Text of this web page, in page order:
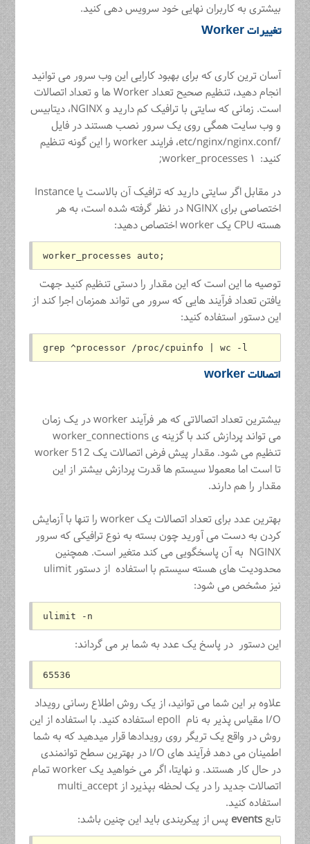
بیشتری به کاربران نهایی خود سرویس دهی کنید.
تغییرات Worker
آسان ترین کاری که برای بهبود کارایی این وب سرور می توانید
انجام دهید، تنظیم صحیح تعداد Worker ها و تعداد اتصالات
است. زمانی که سایتی با ترافیک کم دارید و NGINX، دیتابیس
و وب سایت همگی روی یک سرور نصب هستند در فایل
/etc/nginx/nginx.conf، فرایند worker را این گونه تنظیم
کنید: worker_processes ۱;
در مقابل اگر سایتی دارید که ترافیک آن بالاست یا Instance
اختصاصی برای NGINX در نظر گرفته شده است، به هر
هسته CPU یک worker اختصاص دهید:
worker_processes auto;
توصیه ما این است که این مقدار را دستی تنظیم کنید جهت
یافتن تعداد فرآیند هایی که سرور می تواند همزمان اجرا کند از
این دستور استفاده کنید:
grep ^processor /proc/cpuinfo | wc -l
اتصالات worker
بیشترین تعداد اتصالاتی که هر فرآیند worker در یک زمان
تنظیم می شود. مقدار پیش فرض اتصالات یک worker 512
تا است اما معمولا سیستم ها قدرت پردازش بیشتر از این
مقدار را هم دارند.
بهترین عدد برای تعداد اتصالات یک worker را تنها با آزمایش
کردن به دست می آورید چون بسته به نوع ترافیکی که سرور
NGINX به آن پاسخگویی می کند متغیر است. همچنین
محدودیت های هسته سیستم با استفاده از دستور ulimit
نیز مشخص می شود:
ulimit -n
این دستور در پاسخ یک عدد به شما بر می گرداند:
65536
علاوه بر این شما می توانید، از یک روش اطلاع رسانی رویداد
I/O مقیاس پذیر به نام epoll استفاده کنید. با استفاده از این
روش در واقع یک تریگر روی رویدادها قرار میدهید که به شما
اطمینان می دهد فرآیند های I/O در بهترین سطح توانمندی
در حال کار هستند. و نهایتا، اگر می خواهید یک worker تمام
اتصالات جدید را در یک لحظه بپذیرد از multi_accept
استفاده کنید.
تابعevents پس از پیکربندی باید این چنین باشد: